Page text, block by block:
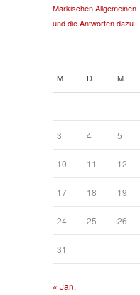
Märkischen Allgemeinen
und die Antworten dazu
M D M
3 4 5
10 11 12
17 18 19
24 25 26
31
« Jan.